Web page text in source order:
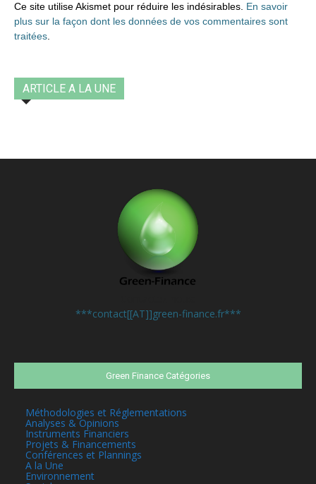
Ce site utilise Akismet pour réduire les indésirables. En savoir
plus sur la façon dont les données de vos commentaires sont
traitées
ARTICLE A LA UNE
***contact[[AT]]green-finance.fr***
Green Finance Catégories
Méthodologies et Réglementations
Analyses & Opinions
Instruments Financiers
Projets & Financements
Conférences et Plannings
A la Une
Environnement